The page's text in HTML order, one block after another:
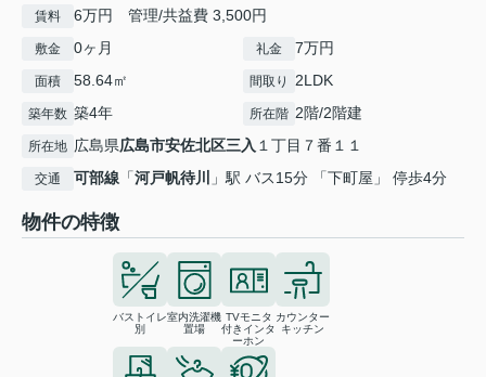
賃料 6万円 管理/共益費 3,500円
敷金 0ヶ月 礼金 7万円
面積 58.64㎡ 間取り 2LDK
築年数 築4年 所在階 2階/2階建
所在地 広島県広島市安佐北区三入 １丁目７番１１
交通 可部線 「河戸帆待川 」駅 バス15分 「下町屋」 停歩4分
物件の特徴
バストイレ
別
室内洗濯機
置場
TVモニタ
付きインタ
ーホン
カウンター
キッチン